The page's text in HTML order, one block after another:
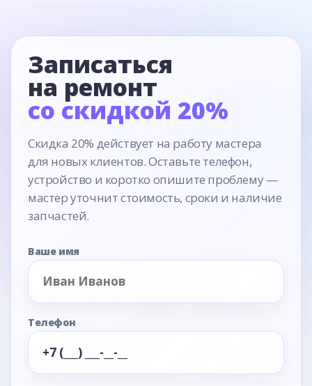
Записаться
на ремонт
со скидкой 20%
Скидка 20% действует на работу мастера
для новых клиентов. Оставьте телефон,
устройство и коротко опишите проблему —
мастер уточнит стоимость, сроки и наличие
запчастей.
Ваше имя
Телефон